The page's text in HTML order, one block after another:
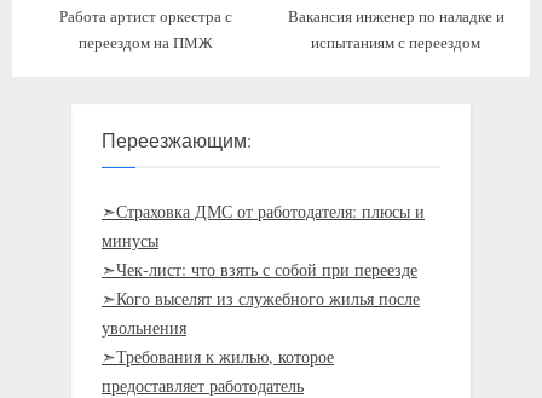
Работа артист оркестра с
переездом на ПМЖ
Вакансия инженер по наладке и
испытаниям с переездом
Переезжающим:
➣Страховка ДМС от работодателя: плюсы и
минусы
➣Чек-лист: что взять с собой при переезде
➣Кого выселят из служебного жилья после
увольнения
➣Требования к жилью, которое
предоставляет работодатель